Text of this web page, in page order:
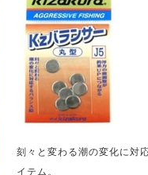
刻々と変わる潮の変化に対
イテム。